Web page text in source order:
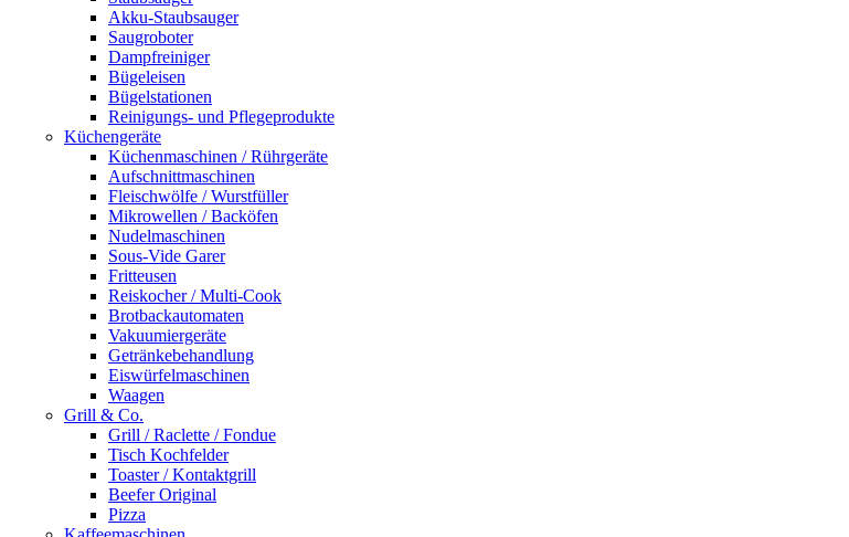
Akku-Staubsauger
Saugroboter
Dampfreiniger
Bügeleisen
Bügelstationen
Reinigungs- und Pflegeprodukte
Küchengeräte
Küchenmaschinen / Rührgeräte
Aufschnittmaschinen
Fleischwölfe / Wurstfüller
Mikrowellen / Backöfen
Nudelmaschinen
Sous-Vide Garer
Fritteusen
Reiskocher / Multi-Cook
Brotbackautomaten
Vakuumiergeräte
Getränkebehandlung
Eiswürfelmaschinen
Waagen
Grill & Co.
Grill / Raclette / Fondue
Tisch Kochfelder
Toaster / Kontaktgrill
Beefer Original
Pizza